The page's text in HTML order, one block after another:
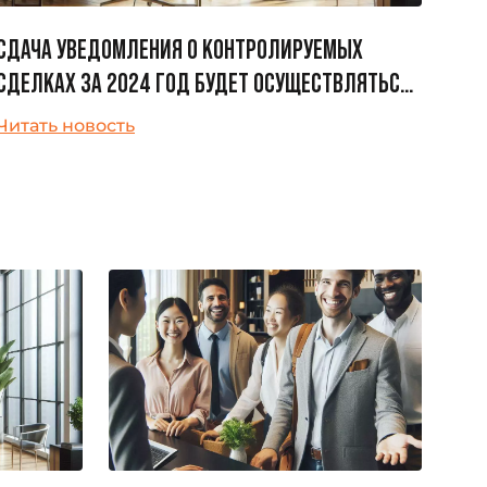
УВЕДОМЛЕНИЯ О КОНТРОЛИРУЕМЫХ
ЗА 2024 ГОД БУДЕТ ОСУЩЕСТВЛЯТЬСЯ
НОВОЙ ФОРМЕ
новость